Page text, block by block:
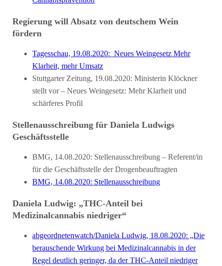
Regierung will Absatz von deutschem Wein
fördern
Tagesschau, 19.08.2020: Neues Weingesetz Mehr
Klarheit, mehr Umsatz
Stuttgarter Zeitung, 19.08.2020: Ministerin Klöckner
stellt vor – Neues Weingesetz: Mehr Klarheit und
schärferes Profil
Stellenausschreibung für Daniela Ludwigs
Geschäftsstelle
BMG, 14.08.2020: Stellenausschreibung – Referent/in
für die Geschäftsstelle der Drogenbeauftragten
BMG, 14.08.2020: Stellenausschreibung
Daniela Ludwig: „THC-Anteil bei
Medizinalcannabis niedriger“
abgeordnetenwatch/Daniela Ludwig, 18.08.2020: „Die
berauschende Wirkung bei Medizinalcannabis in der
Regel deutlich geringer, da der THC-Anteil niedriger